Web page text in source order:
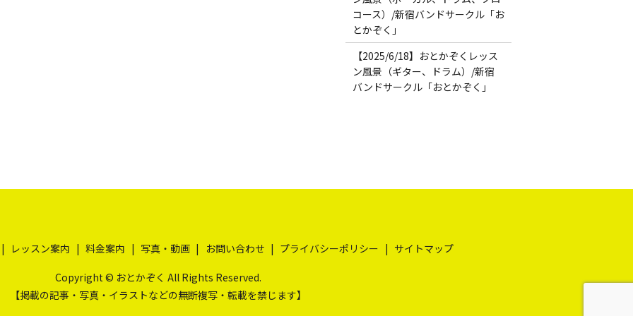
コース）/新宿バンドサークル「お
とかぞく」
【2025/6/18】おとかぞくレッス
ン風景（ギター、ドラム）/新宿
バンドサークル「おとかぞく」
レッスン案内 料金案内 写真・動画 お問い合わせ プライバシーポリシー サイトマップ
Copyright © おとかぞく All Rights Reserved.
【掲載の記事・写真・イラストなどの無断複写・転載を禁じます】